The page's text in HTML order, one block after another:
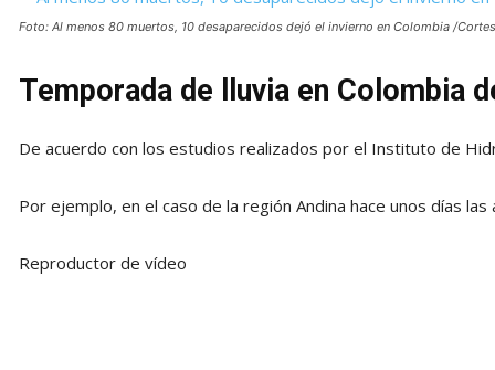
Foto: Al menos 80 muertos, 10 desaparecidos dejó el invierno en Colombia /
Temporada de lluvia en Colombia
De acuerdo con los estudios realizados por el Instituto de
Por ejemplo, en el caso de la región Andina hace unos días
Reproductor de vídeo